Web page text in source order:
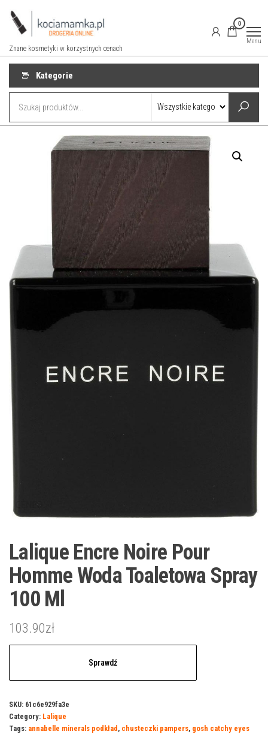
Przejdź
Znane kosmetyki w korzystnych cenach
0
Menu
Kategorie
Lalique Encre Noire Pour
Homme Woda Toaletowa Spray
100 Ml
103.90zł
Sprawdź
SKU: 61c6e929fa3e
Category: Lalique
Tags: annabelle minerals podkład, chusteczki pampers, gosh catchy eyes